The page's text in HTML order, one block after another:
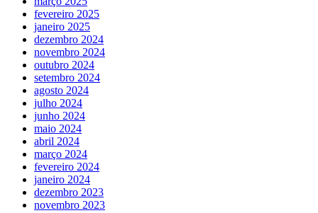
fevereiro 2025
janeiro 2025
dezembro 2024
novembro 2024
outubro 2024
setembro 2024
agosto 2024
julho 2024
junho 2024
maio 2024
abril 2024
março 2024
fevereiro 2024
janeiro 2024
dezembro 2023
novembro 2023